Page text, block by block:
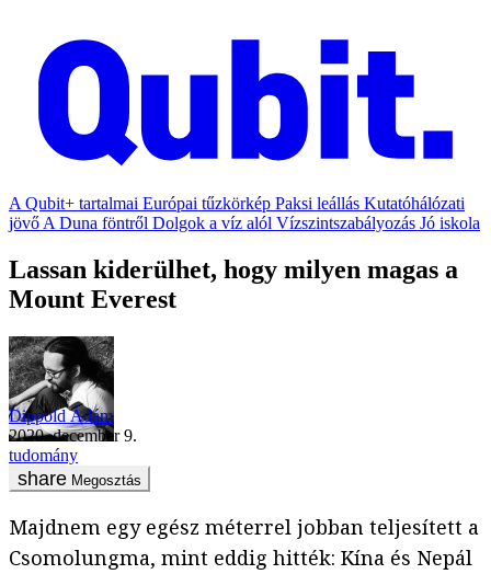
A Qubit+ tartalmai Európai tűzkörkép Paksi leállás Kutatóhálózati
jövő A Duna föntről Dolgok a víz alól Vízszintszabályozás Jó iskola
Lassan kiderülhet, hogy milyen magas a
Mount Everest
Dippold Ádám
2020. december 9.
tudomány
Megosztás
Majdnem egy egész méterrel jobban teljesített a
Csomolungma, mint eddig hitték: Kína és Nepál